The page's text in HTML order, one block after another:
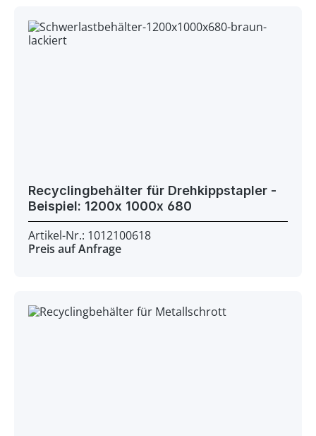
Recyclingbehälter für Drehkippstapler -
Beispiel: 1200x 1000x 680
Artikel-Nr.: 1012100618
Preis auf Anfrage